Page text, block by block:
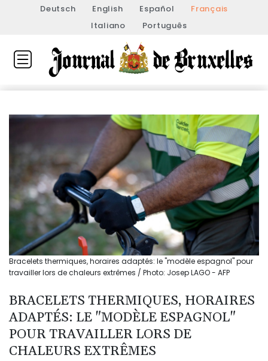
Deutsch English Español
Français
Italiano
Português
Bracelets thermiques, horaires adaptés: le "modèle espagnol" pour
travailler lors de chaleurs extrêmes / Photo: Josep LAGO - AFP
BRACELETS THERMIQUES, HORAIRES
ADAPTÉS: LE "MODÈLE ESPAGNOL"
POUR TRAVAILLER LORS DE
CHALEURS EXTRÊMES